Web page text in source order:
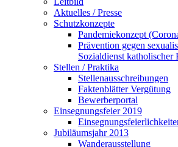
Aktuelles / Presse
Schutzkonzepte
Pandemiekonzept
Prävention gegen
Sozialdienst katholischer
Stellen / Praktika
Stellenausschreibungen
Faktenblätter Vergütung
Bewerberportal
Einsegnungsfeier 2019
Jubiläumsjahr 2013
Wanderausstellung